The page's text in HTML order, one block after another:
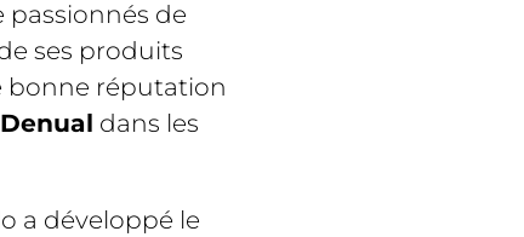
passionnés de
ses produits
bonne réputation
dans les
a développé le